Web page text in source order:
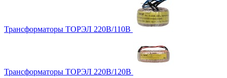
Трансформаторы ТОРЭЛ 220В/110В
Трансформаторы ТОРЭЛ 220В/120В